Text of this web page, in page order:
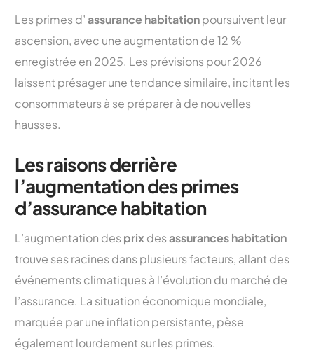
Les primes d’assurance habitationpoursuivent leur
ascension, avec une augmentation de 12 %
enregistrée en 2025. Les prévisions pour 2026
laissent présager une tendance similaire, incitant les
consommateurs à se préparer à de nouvelles
hausses.
Les raisons derrière
l’augmentation des primes
d’assurance habitation
L’augmentation desprixdesassurances habitation
trouve ses racines dans plusieurs facteurs, allant des
événements climatiques à l’évolution du marché de
l’assurance. La situation économique mondiale,
marquée par une inflation persistante, pèse
également lourdement sur les primes.